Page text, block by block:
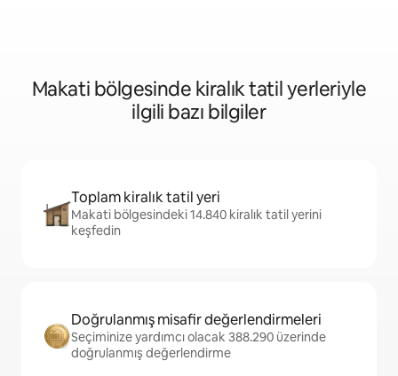
Makati bölgesinde kiralık tatil yerleriyle
ilgili bazı bilgiler
Toplam kiralık tatil yeri
Makati bölgesindeki 14.840 kiralık tatil yerini
keşfedin
Doğrulanmış misafir değerlendirmeleri
Seçiminize yardımcı olacak 388.290 üzerinde
doğrulanmış değerlendirme